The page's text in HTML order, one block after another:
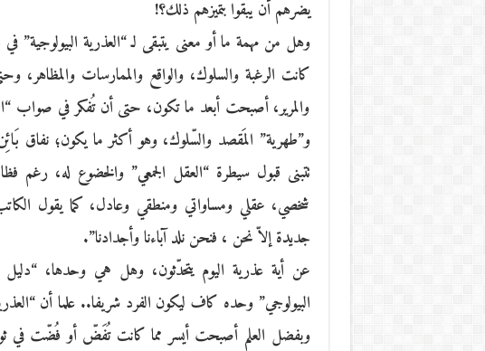
يضرهم أن يبقوا بتميزهم ذلك؟!
وهل من مهمة ما أو معنى يتبقى لـ “العذرية البيولوجية”
كانت الرغبة والسلوك، والواقع والممارسات والمظاهر،
والمرير، أصبحت أبعد ما تكون، حتى أن تُفكر في صواب
و”طهرية” المَقصد والسّلوك، وهو أكثر ما يكون؛ نفاق
تتبنى قبول سيطرة “العقل الجمعي” والخضوع له،
شخصي، عقلي ومساواتي ومنطقي وعادل، كما يقول
جديدة إلاّ نحن ، فنحن نلد آباءنا وأجدادنا”.
عن أية عذرية اليوم يتحدّثون، وهل هي وحدها،
البيولوجي” وحده كاف ليكون الفرد شريفا.. علما أن
وبفضل العلم أصبحت أيسر مما كانت تُفَضّ أو فُضّت في